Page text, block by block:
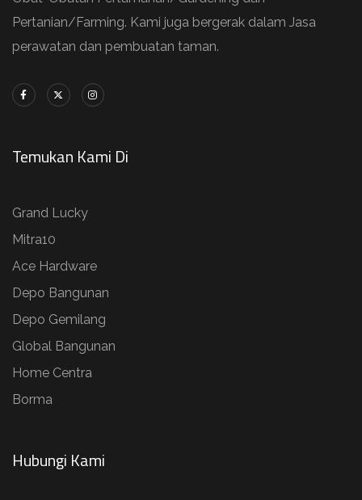
Pertanian/Farming. Kami juga bergerak dalam Jasa
perawatan dan pembuatan taman.
Temukan Kami Di
Grand Lucky
Mitra10
Ace Hardware
Depo Bangunan
Depo Gemilang
Global Bangunan
Home Centra
Borma
Hubungi Kami​